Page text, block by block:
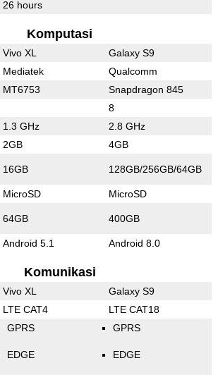
26 hours
Komputasi
Vivo XL Galaxy S9
Mediatek Qualcomm
MT6753 Snapdragon 845
8
1.3 GHz 2.8 GHz
2GB 4GB
16GB 128GB/256GB/64GB
MicroSD MicroSD
64GB 400GB
Android 5.1 Android 8.0
Komunikasi
Vivo XL Galaxy S9
LTE CAT4 LTE CAT18
GPRS
EDGE
GPRS
EDGE